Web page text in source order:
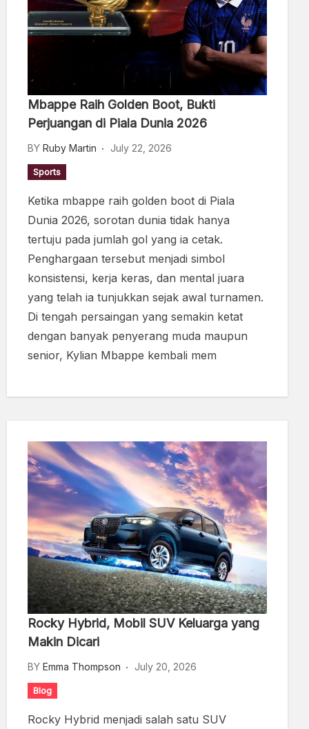
Mbappe Raih Golden Boot, Bukti
Perjuangan di Piala Dunia 2026
BY Ruby Martin July 22, 2026
Sports
Ketika mbappe raih golden boot di Piala
Dunia 2026, sorotan dunia tidak hanya
tertuju pada jumlah gol yang ia cetak.
Penghargaan tersebut menjadi simbol
konsistensi, kerja keras, dan mental juara
yang telah ia tunjukkan sejak awal turnamen.
Di tengah persaingan yang semakin ketat
dengan banyak penyerang muda maupun
senior, Kylian Mbappe kembali mem
Rocky Hybrid, Mobil SUV Keluarga yang
Makin Dicari
BY Emma Thompson July 20, 2026
Blog
Rocky Hybrid menjadi salah satu SUV